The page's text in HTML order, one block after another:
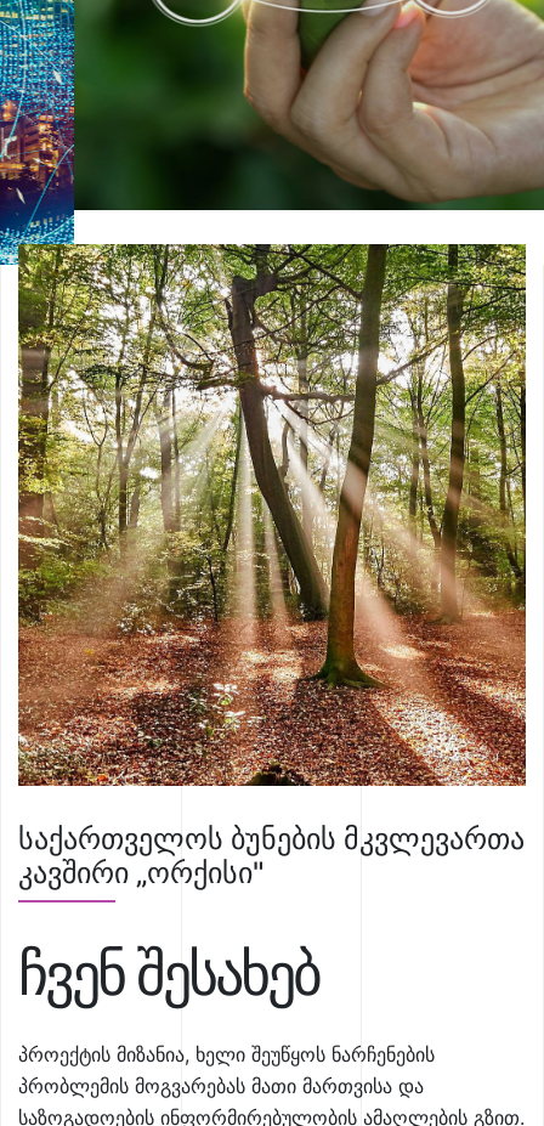
საქართველოს ბუნების მკვლევართა
კავშირი „ორქისი"
ჩვენ შესახებ
პროექტის მიზანია, ხელი შეუწყოს ნარჩენების
პრობლემის მოგვარებას მათი მართვისა და
საზოგადოების ინფორმირებულობის ამაღლების გზით.